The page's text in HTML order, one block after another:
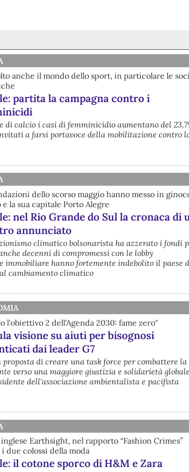
anche il mondo dello sport, in particolare le
partita la campagna contro i
calcio i casi di femminicidio aumentano del
a farsi portavoce della mobilitazione contro
dello scorso maggio hanno messo in
e la sua capitale Porto Alegre
nel Rio Grande do Sul la cronaca di
annunciato
climatico bolsonarista ha azzerato i fondi
decenni di compromessi con le lobby
immobiliare hanno fortemente indebolito il paese
cambiamento climatico
l'obiettivo 2 dell'Agenda 2030: fame zero"
visione su aiuti per bisognosi
dai leader G7
proposta di creare una task force per combattere la
verso una maggiore giustizia e solidarietà
dell'associazione ambientalista e pacifista
inglese Earthsight, nel rapporto “Fashion Crimes”
i due colossi della moda
il cotone sporco di H&M e Zara